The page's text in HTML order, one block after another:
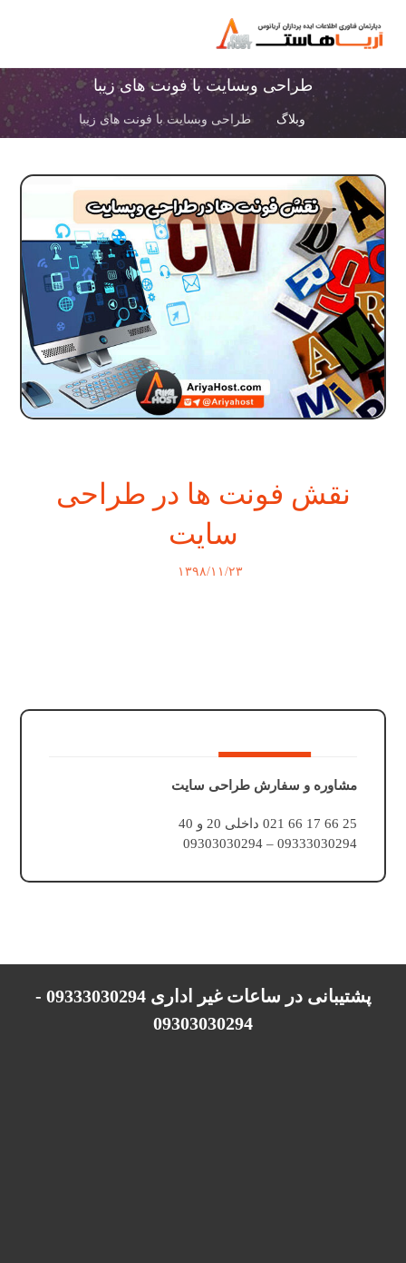
طراحی وبسایت با فونت های زیبا
وبلاگ طراحی وبسایت با فونت های زیبا
نقش فونت ها در طراحی
سایت
۱۳۹۸/۱۱/۲۳
مشاوره و سفارش طراحی سایت
25 66 17 66 021 داخلی 20 و 40
09333030294 – 09303030294
پشتیبانی در ساعات غیر اداری 09333030294 -
09303030294